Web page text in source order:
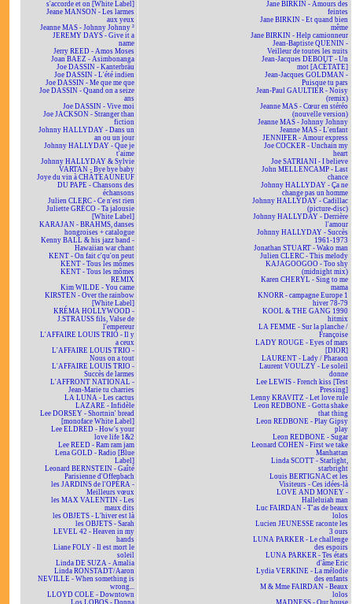
s'accorde et on [White Label]
Jeane MANSON - Les larmes
aux yeux
Jeanne MAS - Johnny Johnny ²
JEREMY DAYS - Give it a
name
Jerry REED - Amos Moses
Joan BAEZ - Asimbonanga
Joe DASSIN - Kanterbräu
Joe DASSIN - L'été indien
Joe DASSIN - Me que me que
Joe DASSIN - Quand on a seize
ans
Joe DASSIN - Vive moi
Joe JACKSON - Stranger than
fiction
Johnny HALLYDAY - Dans un
an ou un jour
Johnny HALLYDAY - Que je
t'aime
Johnny HALLYDAY & Sylvie
VARTAN - Bye bye baby
Joye du vin à CHÂTEAUNEUF
DU PAPE - Chansons des
échansons
Julien CLERC - Ce n'est rien
Juliette GRÉCO - Ta jalousie
[White Label]
KARAJAN - BRAHMS, danses
hongroises + catalogue
Kenny BALL & his jazz band -
Hawaiian war chant
KENT - On fait c'qu'on peut
KENT - Tous les mômes
KENT - Tous les mômes
REMIX
Kim WILDE - You came
KIRSTEN - Over the rainbow
[White Label]
KRÉMA HOLLYWOOD -
J.STRAUSS fils, Valse de
l'empereur
L'AFFAIRE LOUIS TRIO - Il y
a ceux
L'AFFAIRE LOUIS TRIO -
Nous on a tout
L'AFFAIRE LOUIS TRIO -
Succès de larmes
L'AFFRONT NATIONAL -
Jean-Marie tu charries
LA LUNA - Les cactus
LAZARE - Infidèle
Lee DORSEY - Shortnin' bread
[monoface White Label]
Lee ELDRED - How's your
love life 1&2
Lee REED - Ram ram jam
Lena GOLD - Radio [Blue
Label]
Leonard BERNSTEIN - Gaîté
Parisienne d'Offenbach
les JARDINS de l'OPÉRA -
Meilleurs vœux
les MAX VALENTIN - Les
maux dits
les OBJETS - L'hiver est là
les OBJETS - Sarah
LEVEL 42 - Heaven in my
hands
Liane FOLY - Il est mort le
soleil
Linda DE SUZA - Amalia
Linda RONSTADT/Aaron
NEVILLE - When something is
wrong...
LLOYD COLE - Downtown
Los LOBOS - Donna
Jane BIRKIN - Amours des
feintes
Jane BIRKIN - Et quand bien
même
Jane BIRKIN - Help camionneur
Jean-Baptiste QUENIN -
Veilleur de toutes les nuits
Jean-Jacques DEBOUT - Un
mot [ACÉTATE]
Jean-Jacques GOLDMAN -
Puisque tu pars
Jean-Paul GAULTIER - Noisy
(remix)
Jeanne MAS - Cœur en stéréo
(nouvelle version)
Jeanne MAS - Johnny Johnny
Jeanne MAS - L'enfant
JENNIFER - Amour express
Joe COCKER - Unchain my
heart
Joe SATRIANI - I believe
John MELLENCAMP - Last
chance
Johnny HALLYDAY - Ça ne
change pas un homme
Johnny HALLYDAY - Cadillac
(picture-disc)
Johnny HALLYDAY - Derrière
l'amour
Johnny HALLYDAY - Succès
1961-1973
Jonathan STUART - Wako man
Julien CLERC - This melody
KAJAGOOGOO - Too shy
(midnight mix)
Karen CHERYL - Sing to me
mama
KNORR - campagne Europe 1
hiver 78-79
KOOL & THE GANG 1990
hitmix
LA FEMME - Sur la planche /
Françoise
LADY ROUGE - Eyes of mars
[DIOR]
LAURENT - Lady / Pharaon
Laurent VOULZY - Le soleil
donne
Lee LEWIS - French kiss [Test
Pressing]
Lenny KRAVITZ - Let love rule
Leon REDBONE - Gotta shake
that thing
Leon REDBONE - Play Gipsy
play
Leon REDBONE - Sugar
Leonard COHEN - First we take
Manhattan
Linda SCOTT - Starlight,
starbright
Louis BERTIGNAC et les
Visiteurs - Ces idées-là
LOVE AND MONEY -
Halleluiah man
Luc FAIRDAN - T'as de beaux
lolos
Lucien JEUNESSE raconte les
3 ours
LUNA PARKER - Le challenge
des espoirs
LUNA PARKER - Tes états
d'âme Eric
Lydia VERKINE - La mélodie
des enfants
M & Mme FAIRDAN - Beaux
lolos
MADNESS - Our house